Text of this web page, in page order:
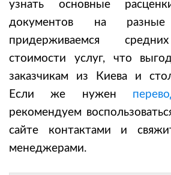
узнать основные
документов на
придерживаемся
стоимости услуг, что
заказчикам из Киева и
Если же нужен
рекомендуем
сайте контактами и
менеджерами.